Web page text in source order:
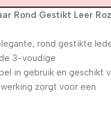
Rond Gestikt Leer
rond gestikte
3-voudige
in gebruik en geschikt
zorgt voor een